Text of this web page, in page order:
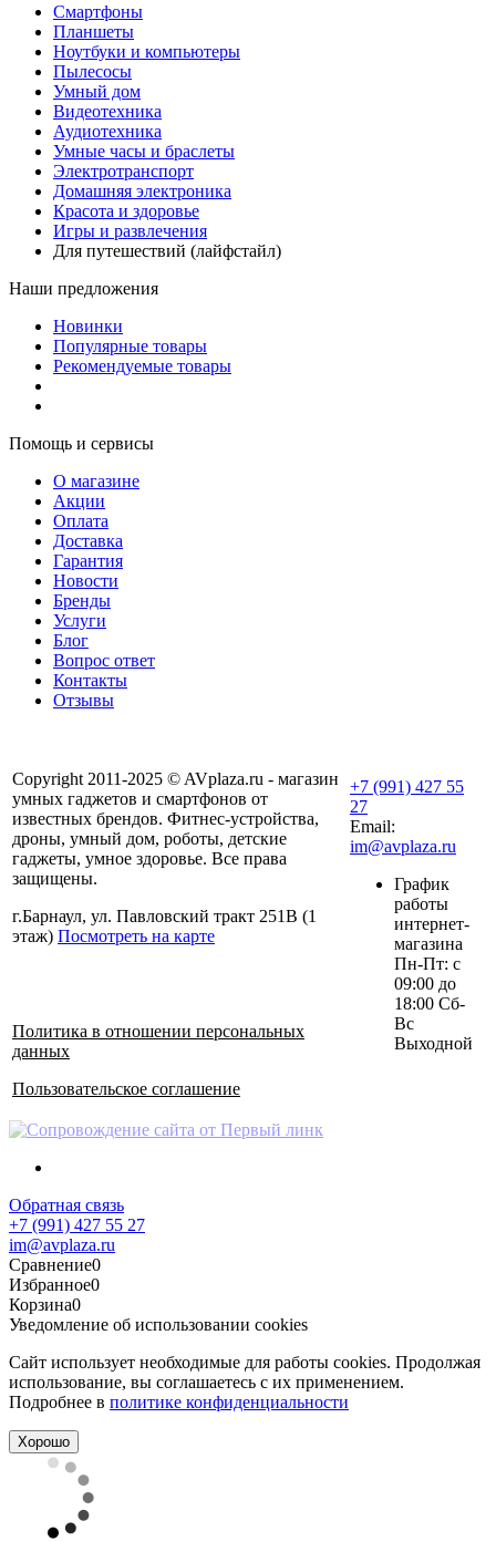
Смартфоны
Планшеты
Ноутбуки и компьютеры
Пылесосы
Умный дом
Видеотехника
Аудиотехника
Умные часы и браслеты
Электротранспорт
Домашняя электроника
Красота и здоровье
Игры и развлечения
Для путешествий (лайфстайл)
Наши предложения
Новинки
Популярные товары
Рекомендуемые товары
Помощь и сервисы
О магазине
Акции
Оплата
Доставка
Гарантия
Новости
Бренды
Услуги
Блог
Вопрос ответ
Контакты
Отзывы
Copyright 2011-2025 © AVplaza.ru - магазин
умных гаджетов и смартфонов от
известных брендов. Фитнес-устройства,
дроны, умный дом, роботы, детские
гаджеты, умное здоровье. Все права
защищены.
г.Барнаул, ул. Павловский тракт 251В (1
этаж) Посмотреть на карте
Политика в отношении персональных
данных
Пользовательское соглашение
+7 (991) 427 55
27
Email:
im@avplaza.ru
График
работы
интернет-
магазина
Пн-Пт: с
09:00 до
18:00 Сб-
Вс
Выходной
Обратная связь
+7 (991) 427 55 27
im@avplaza.ru
Сравнение0
Избранное0
Корзина0
Уведомление об использовании cookies
Сайт использует необходимые для работы cookies. Продолжая
использование, вы соглашаетесь с их применением.
Подробнее в политике конфиденциальности
Хорошо